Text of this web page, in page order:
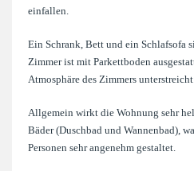
einfallen.
Ein Schrank, Bett und ein Schlafsofa
Zimmer ist mit Parkettboden
Atmosphäre des Zimmers
Allgemein wirkt die Wohnung sehr
Bäder (Duschbad und Wannenbad),
Personen sehr angenehm gestaltet.